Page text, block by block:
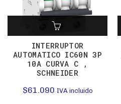
INTERRUPTOR
AUTOMATICO IC60N 3P
10A CURVA C ,
SCHNEIDER
$61.090 IVA incluido